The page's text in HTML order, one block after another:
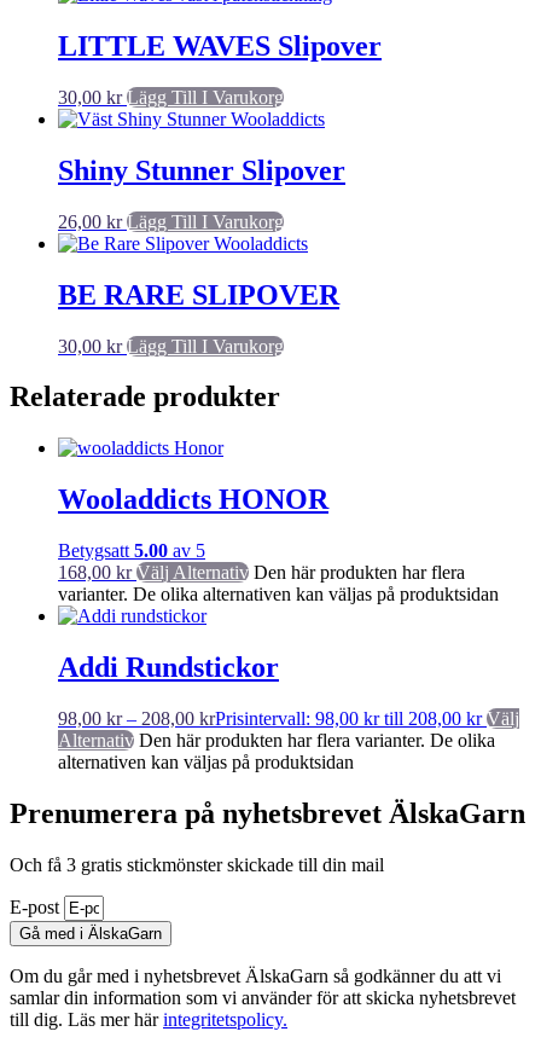
LITTLE WAVES Slipover
30,00 kr Lägg Till I Varukorg
Shiny Stunner Slipover
26,00 kr Lägg Till I Varukorg
BE RARE SLIPOVER
30,00 kr Lägg Till I Varukorg
Relaterade produkter
Wooladdicts HONOR
Betygsatt 5.00 av 5
168,00 kr Välj Alternativ Den här produkten har flera
varianter. De olika alternativen kan väljas på produktsidan
Addi Rundstickor
98,00 kr – 208,00 krPrisintervall: 98,00 kr till 208,00 kr Välj
Alternativ Den här produkten har flera varianter. De olika
alternativen kan väljas på produktsidan
Prenumerera på nyhetsbrevet ÄlskaGarn
Och få 3 gratis stickmönster skickade till din mail
E-post
Gå med i ÄlskaGarn
Om du går med i nyhetsbrevet ÄlskaGarn så godkänner du att vi
samlar din information som vi använder för att skicka nyhetsbrevet
till dig. Läs mer härintegritetspolicy.